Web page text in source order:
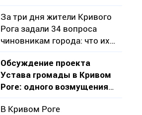
не признает проблему
За три дня жители Кривого
Рога задали 34 вопроса
чиновникам города: что их
беспокоило
Обсуждение проекта
Устава громады в Кривом
Роге: одного возмущения
мало, нужно действовать
В Кривом Роге